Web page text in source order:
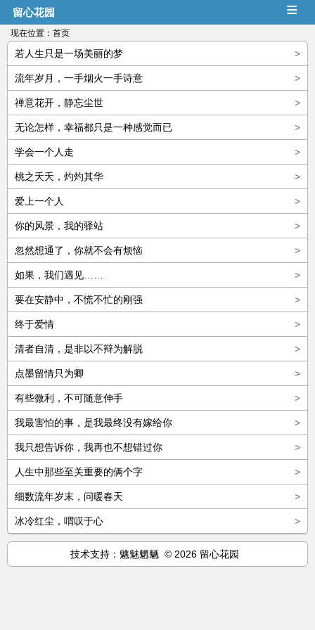
留心花园 ≡
现在位置： 首页
>
若人生只是一场美丽的梦
>
流年岁月，一手烟火一手诗意
>
禅意花开，静忘尘世
>
无论怎样，幸福都只是一种感觉而已
>
学会一个人走
>
桃之夭夭，灼灼其华
>
爱上一个人
>
你的风景，我的驿站
>
忽然想通了，你就不会有烦恼
>
如果，我们遇见……
>
要在安静中，不慌不忙的刚强
>
终于爱情
>
清者自清，是非以不辩为解脱
>
点墨留情只为卿
>
有些微利，不可随意伸手
>
我最害怕的事，是我最终没有嫁给你
>
我只想告诉你，我再也不想错过你
>
人生中那些至关重要的俩个字
>
细数流年岁末，问暖春天
>
冰冷红尘，喟叹于心
技术支持：魑魅魍魉 © 2026 留心花园